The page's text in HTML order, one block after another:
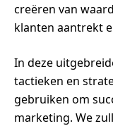
creëren van
klanten aantrekt
In deze
tactieken en
gebruiken om
marketing. We